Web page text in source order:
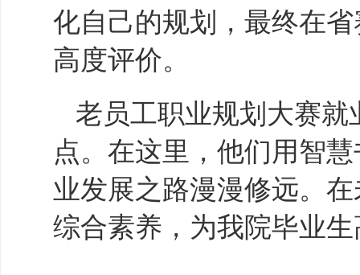
化自己的规划，最终在
高度评价。
老员工职业规划大赛
点。在这里，他们用智
业发展之路漫漫修远。
综合素养，为我院毕业